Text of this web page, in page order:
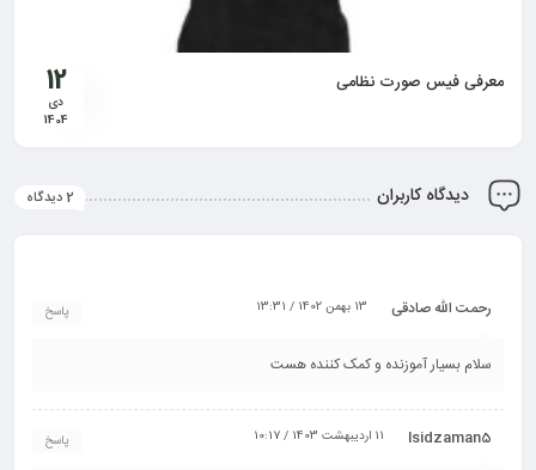
12
دی
1404
معرفی فیس صورت نظامی
دیدگاه کاربران 2 دیدگاه
رحمت الله صادقی 13 بهمن 1402 / 13:31 پاسخ
سلام بسیار آموزنده و کمک کننده هست
lsidzaman5 11 اردیبهشت 1403 / 10:17 پاسخ